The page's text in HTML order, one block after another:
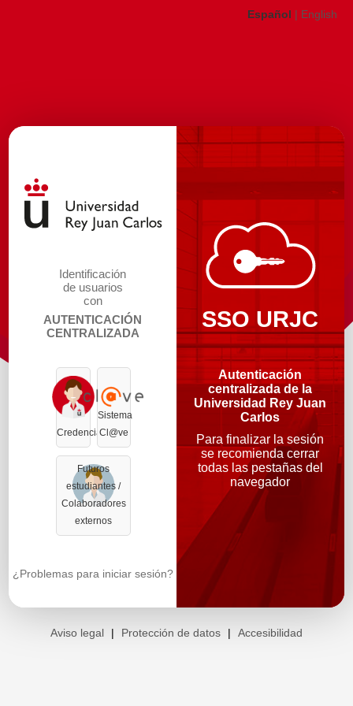
Español | English
Identificación
de usuarios
con
AUTENTICACIÓN
CENTRALIZADA
Credenciales
Sistema
Cl@ve
Futuros
estudiantes /
Colaboradores
externos
¿Problemas para iniciar sesión?
SSO URJC
Autenticación
centralizada de la
Universidad Rey Juan
Carlos
Para finalizar la sesión
se recomienda cerrar
todas las pestañas del
navegador
Aviso legal | Protección de datos | Accesibilidad